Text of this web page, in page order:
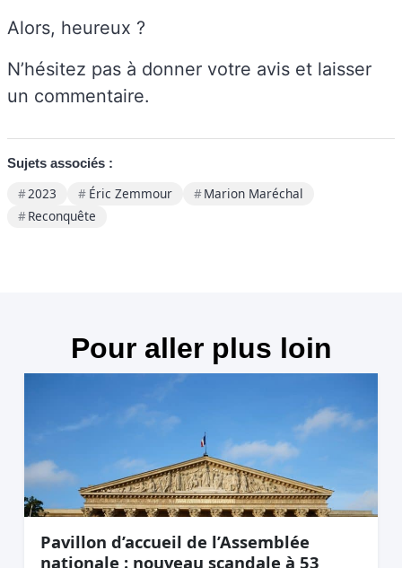
Alors, heureux ?
N’hésitez pas à donner votre avis et laisser
un commentaire.
Sujets associés :
2023 Éric Zemmour
Marion Maréchal
Reconquête
Pour aller plus loin
Pavillon d’accueil de l’Assemblée
nationale : nouveau scandale à 53